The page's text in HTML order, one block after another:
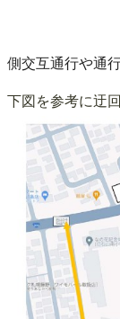
側交互通行や通
下図を参考に迂